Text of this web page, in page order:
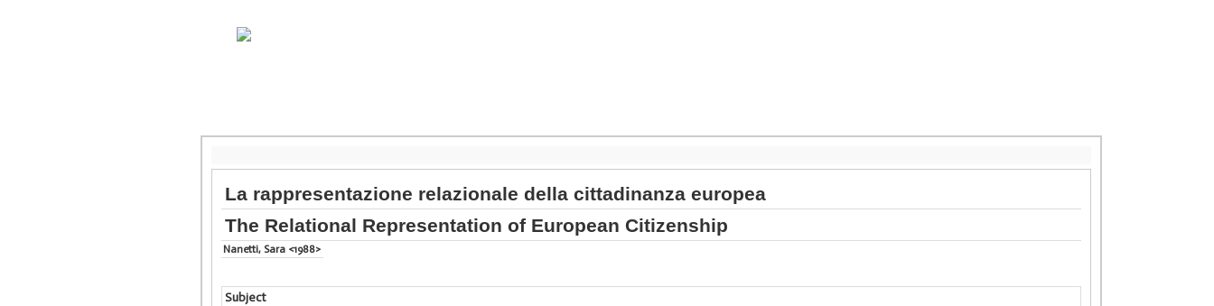
La rappresentazione relazionale della cittadinanza europea
The Relational Representation of European Citizenship
Nanetti, Sara <1988>
Subject